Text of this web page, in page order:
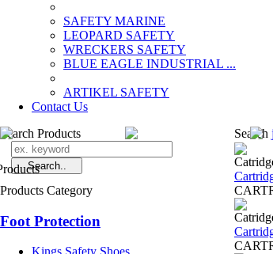
SAFETY MARINE
LEOPARD SAFETY
WRECKERS SAFETY
BLUE EAGLE INDUSTRIAL ...
­ARTIKEL SAFETY
Contact Us
Search Products
Products Category
Foot Protection
Search